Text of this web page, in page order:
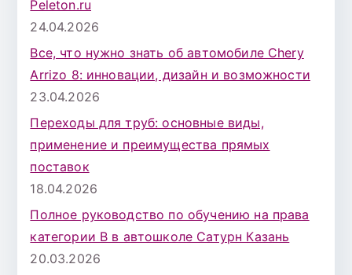
Peleton.ru
24.04.2026
Все, что нужно знать об автомобиле Chery
Arrizo 8: инновации, дизайн и возможности
23.04.2026
Переходы для труб: основные виды,
применение и преимущества прямых
поставок
18.04.2026
Полное руководство по обучению на права
категории B в автошколе Сатурн Казань
20.03.2026